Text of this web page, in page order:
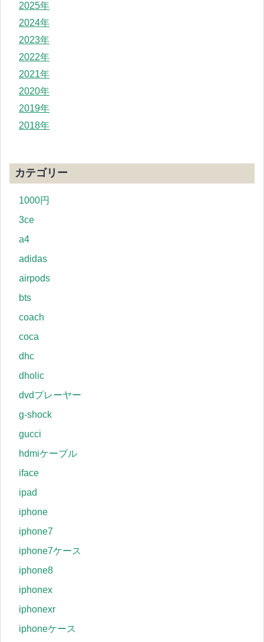
2025年
2024年
2023年
2022年
2021年
2020年
2019年
2018年
カテゴリー
1000円
3ce
a4
adidas
airpods
bts
coach
coca
dhc
dholic
dvdプレーヤー
g-shock
gucci
hdmiケーブル
iface
ipad
iphone
iphone7
iphone7ケース
iphone8
iphonex
iphonexr
iphoneケース